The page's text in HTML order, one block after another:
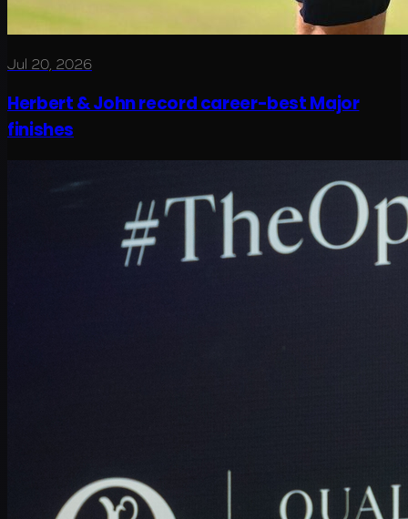
Jul 20, 2026
Herbert & John record career-best Major
finishes